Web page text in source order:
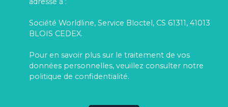
Société Worldline, Service Bloctel, CS 61311, 41013
BLOIS CEDEX.
Pour en savoir plus sur le traitement de vos
données personnelles, veuillez consulter notre
politique de confidentialité.